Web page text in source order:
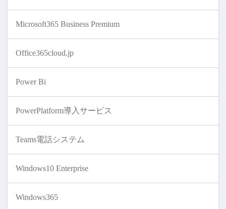
Microsoft365 Business Premium
Office365cloud.jp
Power Bi
PowerPlatform導入サービス
Teams電話システム
Windows10 Enterprise
Windows365